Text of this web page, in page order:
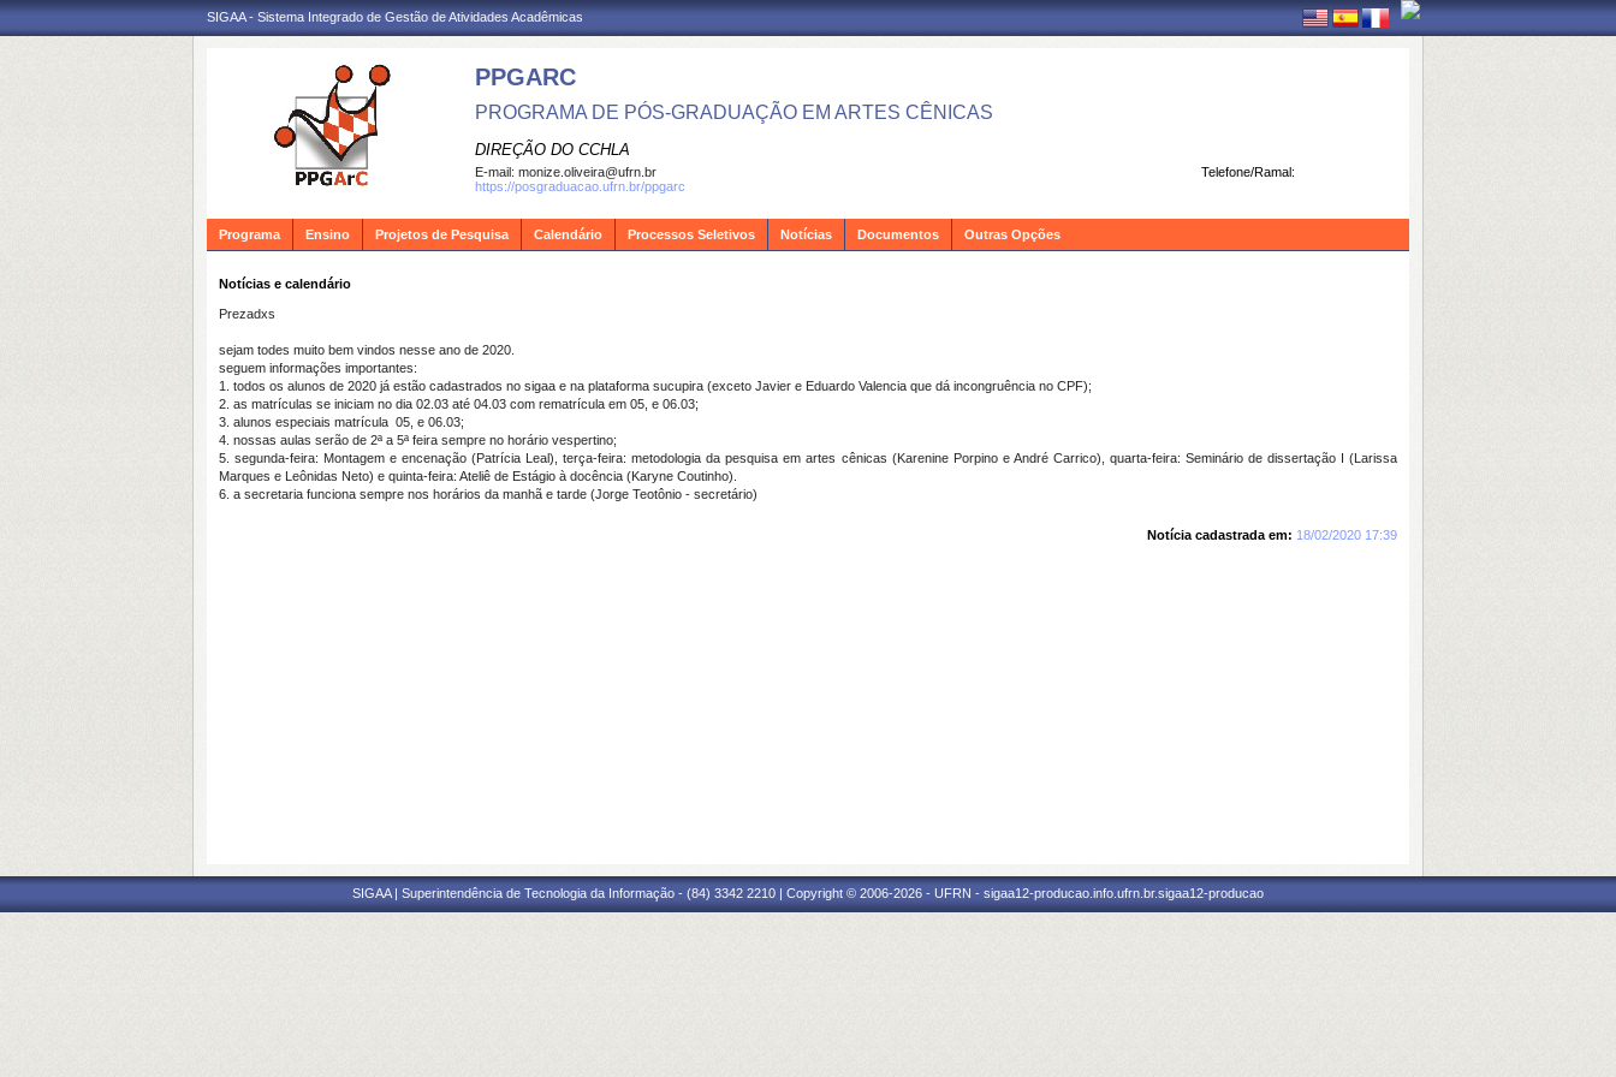
SIGAA - Sistema Integrado de Gestão de Atividades Acadêmicas
PPGARC
PROGRAMA DE PÓS-GRADUAÇÃO EM ARTES CÊNICAS
DIREÇÃO DO CCHLA
Telefone/Ramal:
E-mail: monize.oliveira@ufrn.br
https://posgraduacao.ufrn.br/ppgarc
Programa Ensino Projetos de Pesquisa Calendário Processos Seletivos Notícias Documentos Outras Opções
Notícias e calendário
Prezadxs
sejam todes muito bem vindos nesse ano de 2020.
seguem informações importantes:
1. todos os alunos de 2020 já estão cadastrados no sigaa e na plataforma sucupira (exceto Javier e Eduardo Valencia que dá incongruência no CPF);
2. as matrículas se iniciam no dia 02.03 até 04.03 com rematrícula em 05, e 06.03;
3. alunos especiais matrícula 05, e 06.03;
4. nossas aulas serão de 2ª a 5ª feira sempre no horário vespertino;
5. segunda-feira: Montagem e encenação (Patrícia Leal), terça-feira: metodologia da pesquisa em artes cênicas (Karenine Porpino e André Carrico), quarta-feira: Seminário de dissertação I (Larissa
Marques e Leônidas Neto) e quinta-feira: Ateliê de Estágio à docência (Karyne Coutinho).
6. a secretaria funciona sempre nos horários da manhã e tarde (Jorge Teotônio - secretário)
Notícia cadastrada em: 18/02/2020 17:39
SIGAA | Superintendência de Tecnologia da Informação - (84) 3342 2210 | Copyright © 2006-2026 - UFRN - sigaa12-producao.info.ufrn.br.sigaa12-producao